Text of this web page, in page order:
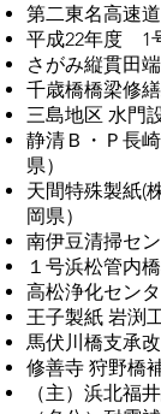
第二東名高速
平成22年度 1
さがみ縦貫田
千歳橋橋梁修
三島地区 水門
静清Ｂ・Ｐ長
県）
天間特殊製紙(
岡県）
南伊豆清掃セ
１号浜松管内
高松浄化セン
王子製紙 岩渕
馬伏川橋支承
修善寺 狩野橋
（主）浜北福